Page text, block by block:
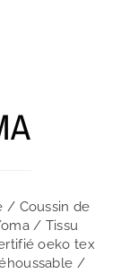
/ Coussin de
/ Tissu
oeko tex
/